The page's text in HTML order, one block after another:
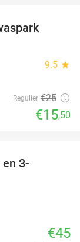
9.5 star
Regulier €25
€15,50
3-
€45